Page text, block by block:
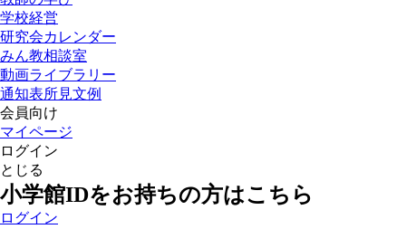
学校経営
研究会カレンダー
みん教相談室
動画ライブラリー
通知表所見文例
会員向け
マイページ
ログイン
とじる
小学館IDをお持ちの方はこちら
ログイン